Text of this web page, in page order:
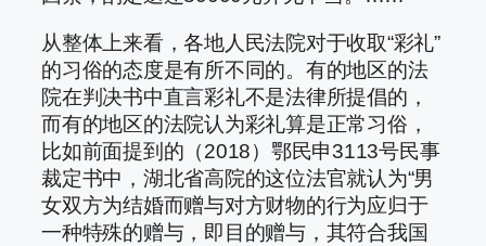
从整体上来看，各地人民法院对于收取“彩礼”
的习俗的态度是有所不同的。有的地区的法
院在判决书中直言彩礼不是法律所提倡的，
而有的地区的法院认为彩礼算是正常习俗，
比如前面提到的（2018）鄂民申3113号民事
裁定书中，湖北省高院的这位法官就认为“男
女双方为结婚而赠与对方财物的行为应归于
一种特殊的赠与，即目的赠与，其符合我国